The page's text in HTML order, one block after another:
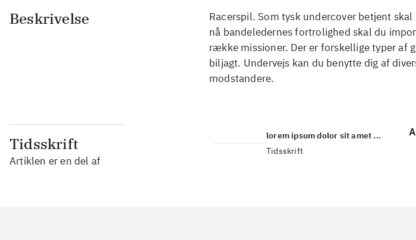
Beskrivelse
Racerspil. Som tysk undercover betjent
nå bandeledernes fortrolighed skal du
række missioner. Der er forskellige typer af
biljagt. Undervejs kan du benytte dig af
modstandere.
Tidsskrift
Artiklen er en del af
lorem ipsum dolor sit amet ...
Tidsskrift